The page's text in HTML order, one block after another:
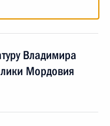
Владимира
Мордовия